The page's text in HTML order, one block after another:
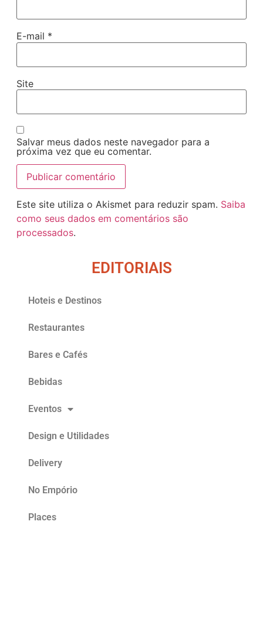
E-mail *
Site
Salvar meus dados neste navegador para a
próxima vez que eu comentar.
Este site utiliza o Akismet para reduzir spam. Saiba
como seus dados em comentários são
processados.
EDITORIAIS
Hoteis e Destinos
Restaurantes
Bares e Cafés
Bebidas
Eventos
Design e Utilidades
Delivery
No Empório
Places